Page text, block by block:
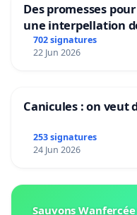
Des promesses
une interpellation
climat et de
702 signatures
22 Jun 2026
Canicules : on veut
253 signatures
24 Jun 2026
Sauvons